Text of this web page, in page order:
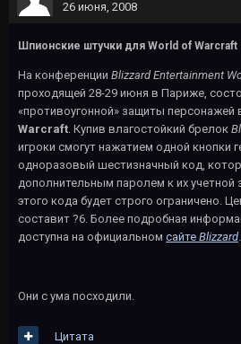
26 июня, 2008
Шпионские штучки для World of Warcraft
На конференции Blizzard Entertainment
проходящей 28-29 июня в Париже,
«противоугонной» защиты персонажей
Warcraft. Купив влагостойкий брелок
игроки смогут нажатием одной кнопки
одноразовый шестизначный код,
дополнительным паролем к их учетной
этого кода будет строго ограничено.
составит ?6. Более подробная
доступна на официальном сайте Blizzard.
Они с ума посходили.
Цитата